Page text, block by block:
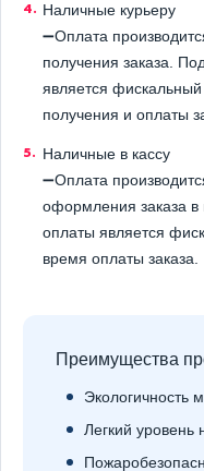
Наличные курьеру
➖Оплата
получения заказа.
является
получения и оплаты
Наличные в кассу
➖Оплата
оформления заказа
оплаты является
время оплаты заказа.
Преимущества
Экологичность
Легкий уровень